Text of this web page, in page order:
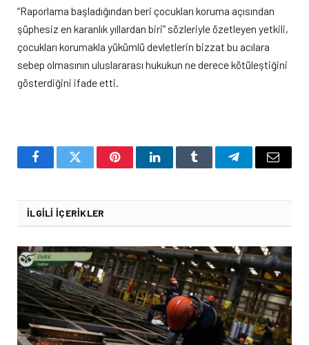
“Raporlama başladığından beri çocukları koruma açısından
şüphesiz en karanlık yıllardan biri” sözleriyle özetleyen yetkili,
çocukları korumakla yükümlü devletlerin bizzat bu acılara
sebep olmasının uluslararası hukukun ne derece kötüleştiğini
gösterdiğini ifade etti.
FacebookTwitter PinterestLinkedInTumblr TelegramEmail
İLGILI İÇERIKLER